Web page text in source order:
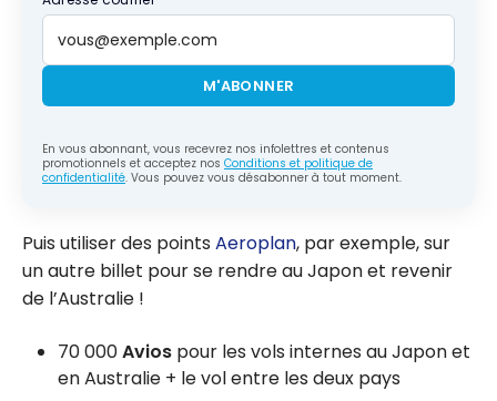
M'ABONNER
En vous abonnant, vous recevrez nos infolettres et contenus
promotionnels et acceptez nos Conditions et politique de
confidentialité. Vous pouvez vous désabonner à tout moment.
Puis utiliser des points Aeroplan, par exemple, sur
un autre billet pour se rendre au Japon et revenir
de l’Australie !
70 000Avios pour les vols internes au Japon et
en Australie + le vol entre les deux pays